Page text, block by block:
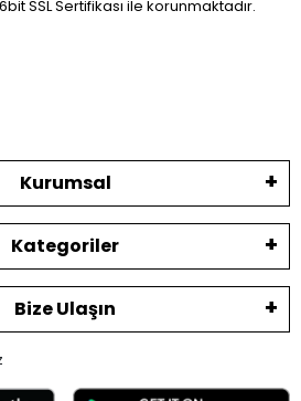
SSL Sertifikası ile korunmaktadır.
Kurumsal
Kategoriler
Bize Ulaşın